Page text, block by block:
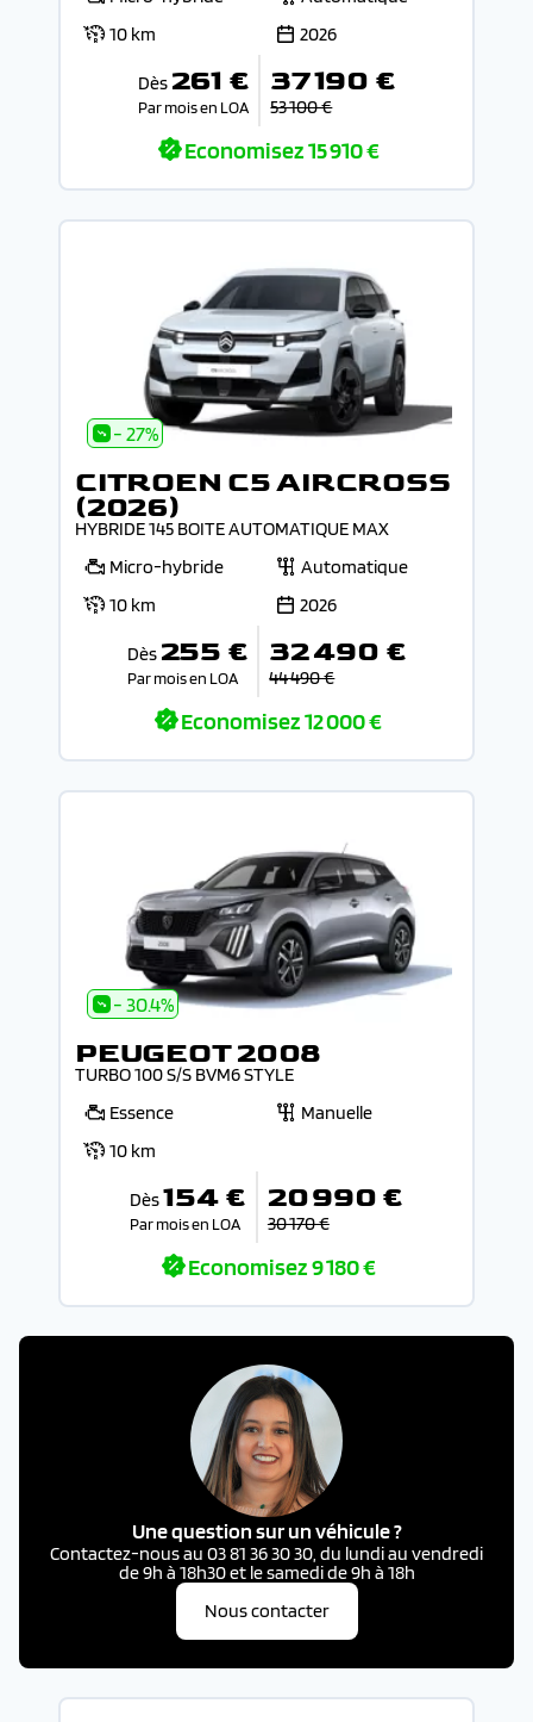
10 km
2026
Dès 261 €
Par mois en LOA
37 190 €
53 100 €
Economisez15 910 €
- 27%
CITROEN C5 AIRCROSS
(2026)
HYBRIDE 145 BOITE AUTOMATIQUE MAX
Micro-hybride
Automatique
10 km
2026
Dès 255 €
Par mois en LOA
32 490 €
44 490 €
Economisez12 000 €
- 30.4%
PEUGEOT 2008
TURBO 100 S/S BVM6 STYLE
Essence
Manuelle
10 km
Dès154 €
Par mois en LOA
20 990 €
30 170 €
Economisez9 180 €
Une question sur un véhicule ?
Contactez-nous au 03 81 36 30 30, du lundi au vendredi
de 9h à 18h30 et le samedi de 9h à 18h
Nous contacter